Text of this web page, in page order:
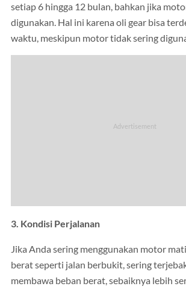
setiap 6 hingga 12 bulan, bahkan jika
digunakan. Hal ini karena oli gear bisa
waktu, meskipun motor tidak sering
3. Kondisi Perjalanan
Jika Anda sering menggunakan motor
berat seperti jalan berbukit, sering
membawa beban berat, sebaiknya lebih